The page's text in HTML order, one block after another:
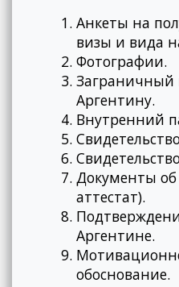
Анкеты на
визы и вида
Фотографии.
Заграничный
Аргентину.
Внутренний
Документы
аттестат).
Аргентине.
обоснование.